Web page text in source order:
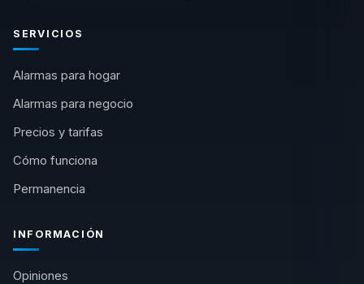
SERVICIOS
Alarmas para hogar
Alarmas para negocio
Precios y tarifas
Cómo funciona
Permanencia
INFORMACIÓN
Opiniones